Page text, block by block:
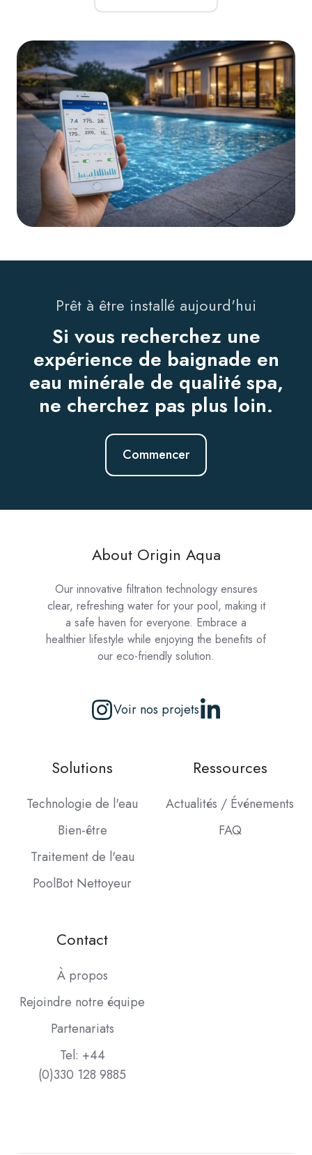
Prêt à être installé aujourd'hui
Si vous recherchez une
expérience de baignade en
eau minérale de qualité spa,
ne cherchez pas plus loin.
Commencer
About Origin Aqua
Our innovative filtration technology ensures
clear, refreshing water for your pool, making it
a safe haven for everyone. Embrace a
healthier lifestyle while enjoying the benefits of
our eco-friendly solution.
Voir nos projets
Solutions
Technologie de l'eau
Bien-être
Traitement de l'eau
PoolBot Nettoyeur
Ressources
Actualités / Événements
FAQ
Contact
À propos
Rejoindre notre équipe
Partenariats
Tel: +44
(0)330 128 9885